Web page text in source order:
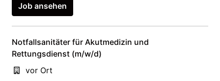
Job ansehen
Notfallsanitäter für Akutmedizin und
Rettungsdienst (m/w/d)
vor Ort